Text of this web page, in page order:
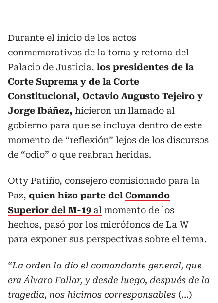
Durante el inicio de los actos
conmemorativos de la toma y retoma del
Palacio de Justicia, los presidentes de la
Corte Suprema y de la Corte
Constitucional, Octavio Augusto Tejeiro y
Jorge Ibáñez, hicieron un llamado al
gobierno para que se incluya dentro de este
momento de “reflexión” lejos de los discursos
de “odio” o que reabran heridas.
Otty Patiño, consejero comisionado para la
Paz, quien hizo parte del Comando
Superior del M-19 al momento de los
hechos, pasó por los micrófonos de La W
para exponer sus perspectivas sobre el tema.
“La orden la dio el comandante general, que
era Álvaro Fallar, y desde luego, después de la
tragedia, nos hicimos corresponsables (…)